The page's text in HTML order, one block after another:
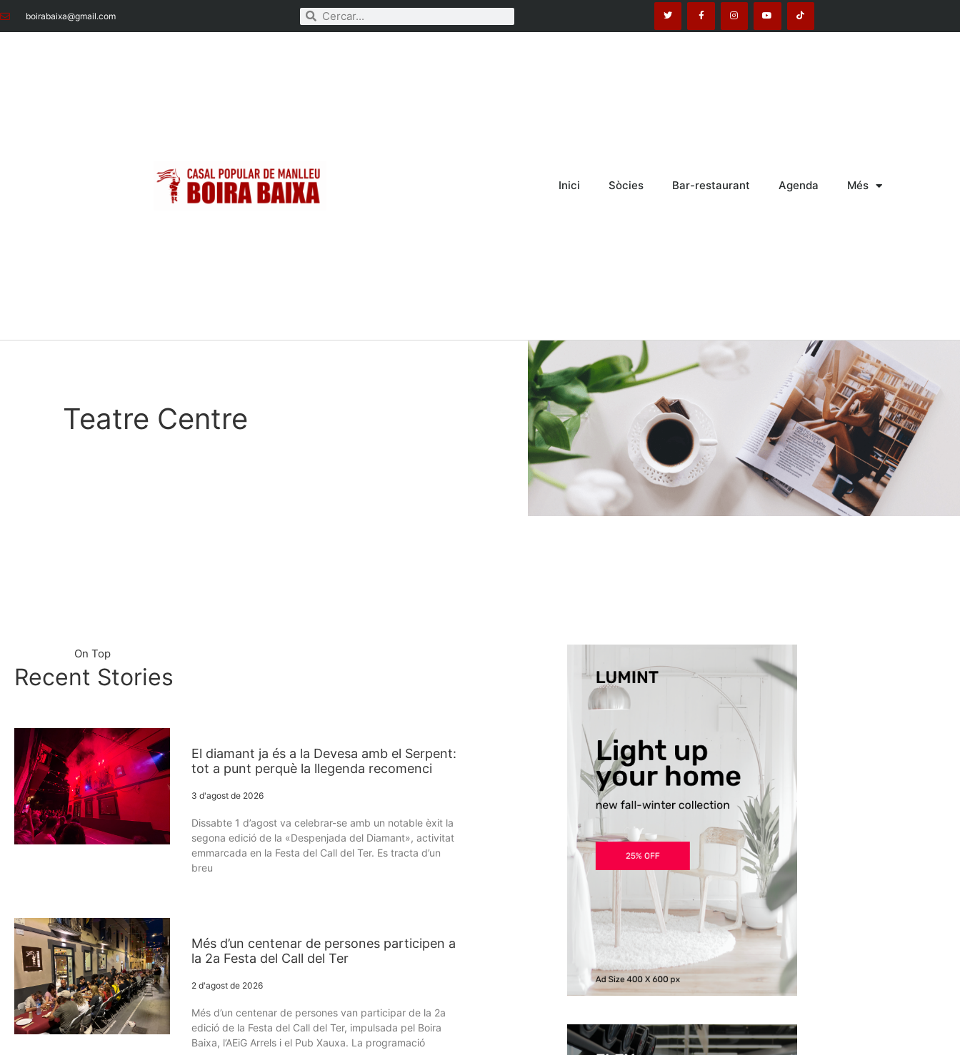
boirabaixa@gmail.com
Inici Sòcies Bar-restaurant Agenda Més
Teatre Centre
On Top
Recent Stories
El diamant ja és a la Devesa amb el Serpent:
tot a punt perquè la llegenda recomenci
3 d'agost de 2026
Dissabte 1 d’agost va celebrar-se amb un notable èxit la
segona edició de la «Despenjada del Diamant», activitat
emmarcada en la Festa del Call del Ter. Es tracta d’un
breu
Més d’un centenar de persones participen a
la 2a Festa del Call del Ter
2 d'agost de 2026
Més d’un centenar de persones van participar de la 2a
edició de la Festa del Call del Ter, impulsada pel Boira
Baixa, l’AEiG Arrels i el Pub Xauxa. La programació